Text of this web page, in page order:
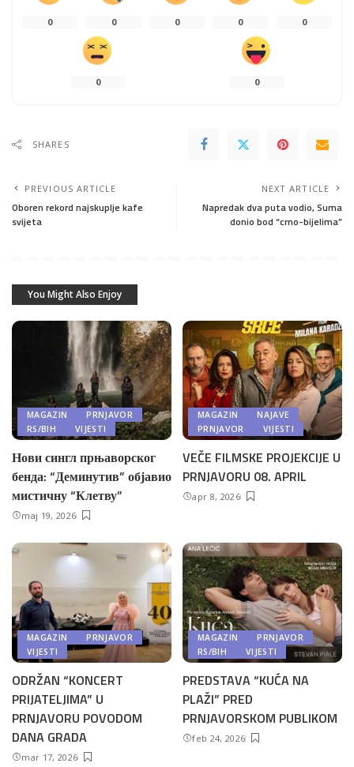
0 0 0 0 0
0 0
SHARES
PREVIOUS ARTICLE
Oboren rekord najskuplje kafe
svijeta
NEXT ARTICLE
Napredak dva puta vodio, Suma
donio bod “crno-bijelima”
You Might Also Enjoy
MAGAZIN
PRNJAVOR
RS/BIH
VIJESTI
Нови сингл прњаворског
бенда: “Деминутив” објавио
мистичну “Клетву”
maj 19, 2026
MAGAZIN
NAJAVE
PRNJAVOR
VIJESTI
VEČE FILMSKE PROJEKCIJE U
PRNJAVORU 08. APRIL
apr 8, 2026
MAGAZIN
PRNJAVOR
VIJESTI
ODRŽAN “KONCERT
PRIJATELJIMA” U
PRNJAVORU POVODOM
DANA GRADA
mar 17, 2026
MAGAZIN
PRNJAVOR
RS/BIH
VIJESTI
PREDSTAVA “KUĆA NA
PLAŽI” PRED
PRNJAVORSKOM PUBLIKOM
feb 24, 2026